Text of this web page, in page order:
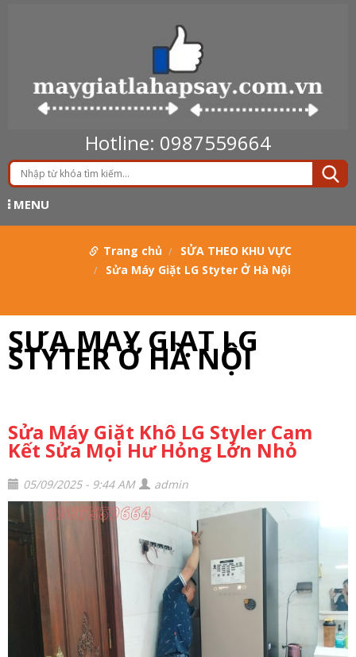
Hotline: 0987559664
MENU
Trang chủ
SỬA THEO KHU VỰC
Sửa Máy Giặt LG Styter Ở Hà Nội
SỬA MÁY GIẶT LG
STYTER Ở HÀ NỘI
Sửa Máy Giặt Khô LG Styler Cam
Kết Sửa Mọi Hư Hỏng Lớn Nhỏ
05/09/2025 - 9:44 AM admin